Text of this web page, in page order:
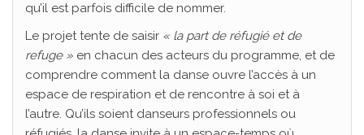
qu’il est parfois difficile de nommer.
Le projet tente de saisir « la part de réfugié et de
refuge » en chacun des acteurs du programme, et de
comprendre comment la danse ouvre l’accès à un
espace de respiration et de rencontre à soi et à
l’autre. Qu’ils soient danseurs professionnels ou